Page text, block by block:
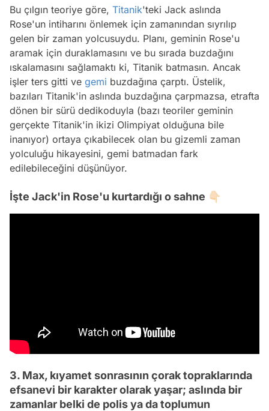
Bu çılgın teoriye göre, Titanik'teki Jack aslında
Rose'un intiharını önlemek için zamanından sıyrılıp
gelen bir zaman yolcusuydu. Planı, geminin Rose'u
aramak için duraklamasını ve bu sırada buzdağını
ıskalamasını sağlamaktı ki, Titanik batmasın. Ancak
işler ters gitti ve gemi buzdağına çarptı. Üstelik,
bazıları Titanik'in aslında buzdağına çarpmazsa, etrafta
dönen bir sürü dedikoduyla (bazı teoriler geminin
gerçekte Titanik'in ikizi Olimpiyat olduğuna bile
inanıyor) ortaya çıkabilecek olan bu gizemli zaman
yolculuğu hikayesini, gemi batmadan fark
edilebileceğini düşünüyor.
İşte Jack'in Rose'u kurtardığı o sahne 👇🏻
3. Max, kıyamet sonrasının çorak topraklarında
efsanevi bir karakter olarak yaşar; aslında bir
zamanlar belki de polis ya da toplumun